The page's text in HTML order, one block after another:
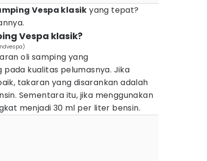
Vespa klasik yang tepat?
Vespa klasik?
oli samping yang
kualitas pelumasnya. Jika
takaran yang disarankan adalah
Sementara itu, jika menggunakan
menjadi 30 ml per liter bensin.